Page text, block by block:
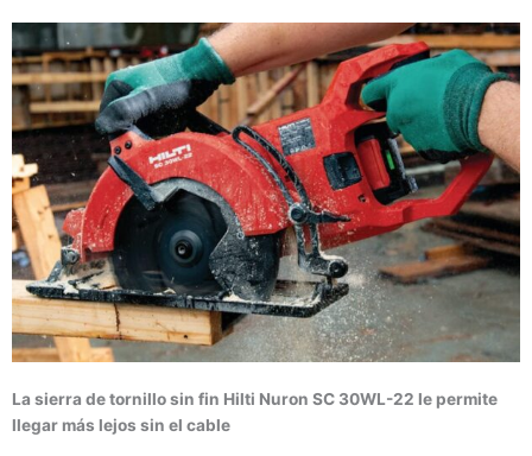
La sierra de tornillo sin fin Hilti Nuron SC 30WL-22 le permite
llegar más lejos sin el cable